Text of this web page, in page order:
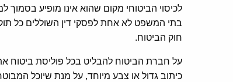
לכיסוי הביטוחי מקום שהוא אינו מופיע
חוק הביטוח.
על חברת הביטוח להבליט בכל פוליסת ביטוח
כיתוב גדול או צבע מיוחד, על מנת שיוכל